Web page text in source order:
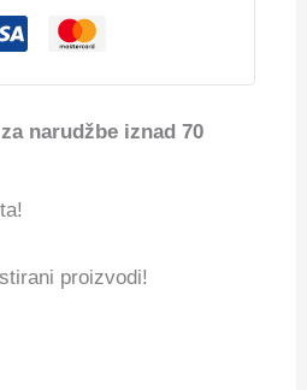
narudžbe iznad 70
proizvodi!